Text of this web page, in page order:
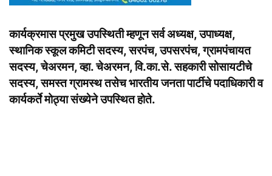
कार्यक्रमास प्रमुख उपस्थिती म्हणून सर्व अध्यक्ष, उपाध्यक्ष,
स्थानिक स्कूल कमिटी सदस्य, सरपंच, उपसरपंच, ग्रामपंचायत
सदस्य, चेअरमन, व्हा. चेअरमन, वि.का.से. सहकारी सोसायटीचे
सदस्य, समस्त ग्रामस्थ तसेच भारतीय जनता पार्टीचे पदाधिकारी व
कार्यकर्ते मोठ्या संख्येने उपस्थित होते.